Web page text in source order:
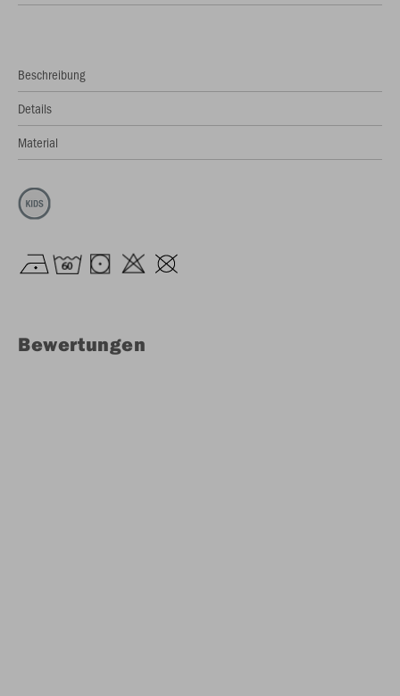
Beschreibung
Details
Material
Bewertungen